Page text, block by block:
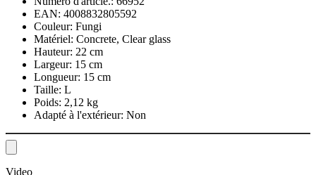
EAN: 4008832805592
Couleur: Fungi
Matériel: Concrete, Clear glass
Hauteur: 22 cm
Largeur: 15 cm
Longueur: 15 cm
Taille: L
Poids: 2,12 kg
Adapté à l'extérieur: Non
Video